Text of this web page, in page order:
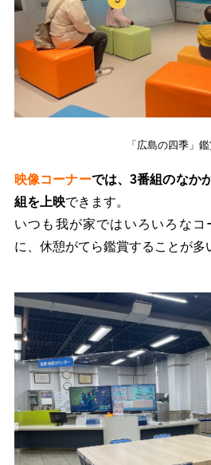
「広島の四季」
映像コーナーでは、3番組のなか
組を上映できます。
いつも我が家ではいろいろなコ
に、休憩がてら鑑賞することが多